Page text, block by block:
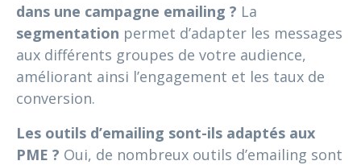
dans une campagne emailing ? La
segmentation permet d’adapter les messages
aux différents groupes de votre audience,
améliorant ainsi l’engagement et les taux de
conversion.
Les outils d’emailing sont-ils adaptés aux
PME ? Oui, de nombreux outils d’emailing sont